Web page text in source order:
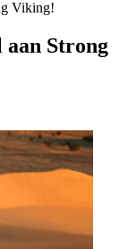
Viking!
aan Strong